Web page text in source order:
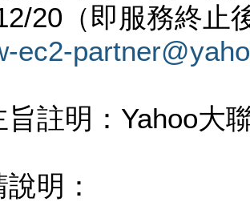
20（即服務終止
ec2-
旨註明：Yahoo大
明：